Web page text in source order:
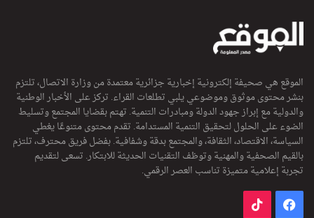
الموقع هي صحيفة إلكترونية إخبارية جزائرية معتمدة من وزارة الاتصال، تلتزم
بنشر محتوى موثوق وموضوعي يلبي تطلعات القراء. تركز على الأخبار الوطنية
والدولية مع إبراز جهود الدولة ومبادرات التنمية. تهتم بقضايا المجتمع وتسليط
الضوء على الحلول لتحقيق التنمية المستدامة. تقدم محتوى متنوعًا يغطي
السياسة، الاقتصاد، الثقافة، والمجتمع بدقة وشفافية. بفضل فريق محترف، تلتزم
بالقيم الصحفية والمهنية وتوظف التقنيات الحديثة للابتكار. تسعى لتقديم
تجربة إعلامية متميزة تناسب العصر الرقمي.
فيسبوك